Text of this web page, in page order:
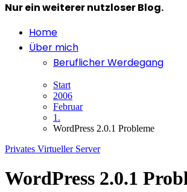
Nur ein weiterer nutzloser Blog.
Home
Über mich
Beruflicher Werdegang
Start
2006
Februar
1.
WordPress 2.0.1 Probleme
Privates Virtueller Server
WordPress 2.0.1